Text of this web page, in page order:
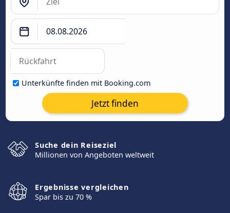
Unterkünfte finden mit Booking.com
Jetzt finden
Suche dein Reiseziel
Millionen von Angeboten weltweit
Ergebnisse vergleichen
Spar bis zu 70 %